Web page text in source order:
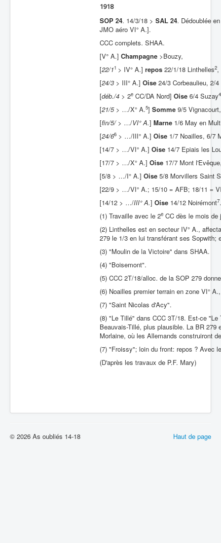
1918
SOP 24. 14/3/18 > SAL 24. Dédoublée
JMO aéro VI° A.].
CCC complets.
[V° A.] Champagne >Bouzy,
[22/11 > IV° A.] repos 22/1/18 Linthelles2,
[24/3 > III° A.] Oise 24/3 Corbeaulieu, 2/
[déb./4 > 2e CC/DA Nord] Oise 6/4 Suzay4
[21/5> …/X° A.5] Somme 9/5 Vignacourt,
[fin/5/ > …/VI° A.] Marne 1/6 May en
[24/66 > …/III° A.] Oise 1/7 Noailles, 6/7
[14/7 > …/VI° A.] Oise 14/7 Epiais les
[17/7 > …/X° A.] Oise 17/7 Mont
[5/8 > …/I° A.] Oise 5/8 Morvillers Saint
[22/9 > …/VI° A.; 15/10 = AFB; 18/11 =
[14/12 > …/III° A.] Oise 14/12 Noirémont7
(1) Travaille avec le 2e CC dès le mois
(2) Linthelles est en secteur IV° A.,
279 le 1/3 en lui transférant ses Sopwith;
(3) "Moulin de la Victoire" dans SHAA.
(4) "Boisemont".
(5) CCC 2T/18/alloc. de la SOP 279
(6) Noailles premier terrain en zone VI°
(7) "Saint Nicolas d'Acy".
(8) "Le Tillé" dans CCC 3T/18. Est-ce
Beauvais-Tillé, plus plausible. La BR
Morlaine, où les Allemands construiront
(7) "Froissy"; loin du front: repos ? Avec
(D'après les travaux de P.F. Mary)
Haut de page
© 2026 As oubliés 14-18